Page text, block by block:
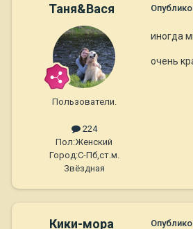
Таня&Вася
Пользователи.
224
Пол:Женский
Город:C-Пб,ст.м.
Звёздная
иногда
очень
Кики-мора